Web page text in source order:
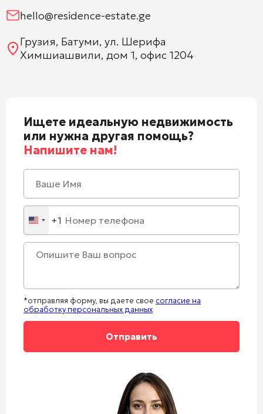
hello@residence-estate.ge
Грузия, Батуми, ул. Шерифа
Химшиашвили, дом 1, офис 1204
Ищете идеальную недвижимость
или нужна другая помощь?
Напишите нам!
United
States
+1
+1
*отправляя форму, вы даете свое согласие на
обработку персональных данных